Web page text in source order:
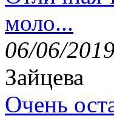
моло...
06/06/2019
Зайцева
Очень